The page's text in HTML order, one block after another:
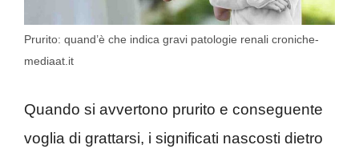
Prurito: quand’è che indica gravi patologie renali croniche-
mediaat.it
Quando si avvertono prurito e conseguente
voglia di grattarsi, i significati nascosti dietro